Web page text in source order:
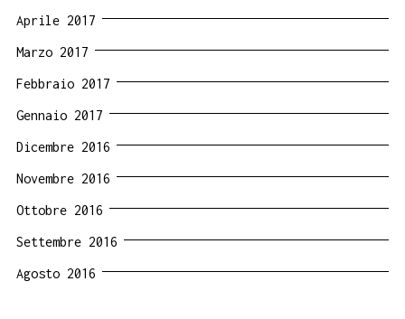
Aprile 2017
Marzo 2017
Febbraio 2017
Gennaio 2017
Dicembre 2016
Novembre 2016
Ottobre 2016
Settembre 2016
Agosto 2016